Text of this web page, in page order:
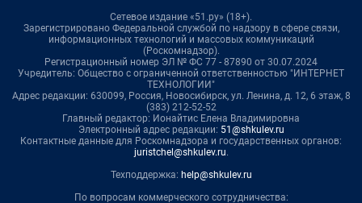
Сетевое издание «51.ру» (18+).
Зарегистрировано Федеральной службой по надзору в сфере связи,
информационных технологий и массовых коммуникаций
(Роскомнадзор).
Регистрационный номер ЭЛ № ФС 77 - 87890 от 30.07.2024
Учредитель: Общество с ограниченной ответственностью "ИНТЕРНЕТ
ТЕХНОЛОГИИ"
Адрес редакции: 630099, Россия, Новосибирск, ул. Ленина, д. 12, 6 этаж, 8
(383) 212-52-52
Главный редактор: Ионайтис Елена Владимировна
Электронный адрес редакции: 51@shkulev.ru
Контактные данные для Роскомнадзора и государственных органов:
juristchel@shkulev.ru.
Техподдержка: help@shkulev.ru
По вопросам коммерческого сотрудничества: